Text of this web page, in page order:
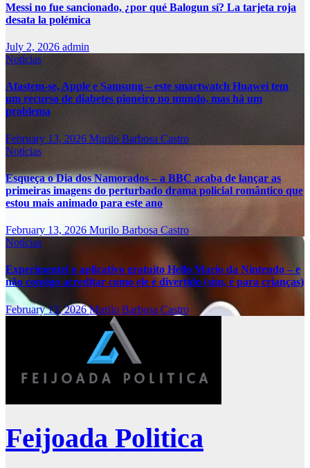
Messi no fue sancionado, ¿por qué Balogun sí? La tarjeta roja
desata la polémica
July 2, 2026 admin
Notícias
Afastem-se, Apple e Samsung – este smartwatch Huawei tem
um recurso de diabetes pioneiro no mundo, mas há um
problema
February 13, 2026 Murilo Barbosa Castro
Notícias
Esqueça o Dia dos Namorados – a BBC acaba de lançar as
primeiras imagens do perturbado drama policial romântico que
estou mais animado para este ano
February 13, 2026 Murilo Barbosa Castro
Notícias
Experimentei o aplicativo gratuito Hello Mario da Nintendo – e
não consigo acreditar como ele é divertido (sim, é para crianças)
February 13, 2026Murilo Barbosa Castro
Feijoada Politica